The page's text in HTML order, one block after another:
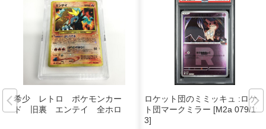
希少 レトロ ポケモンカー
ド 旧裏 エンテイ 全ホロ
ロケット団のミミッキュ :ロケッ
ト団マークミラー [M2a 079/19
3]